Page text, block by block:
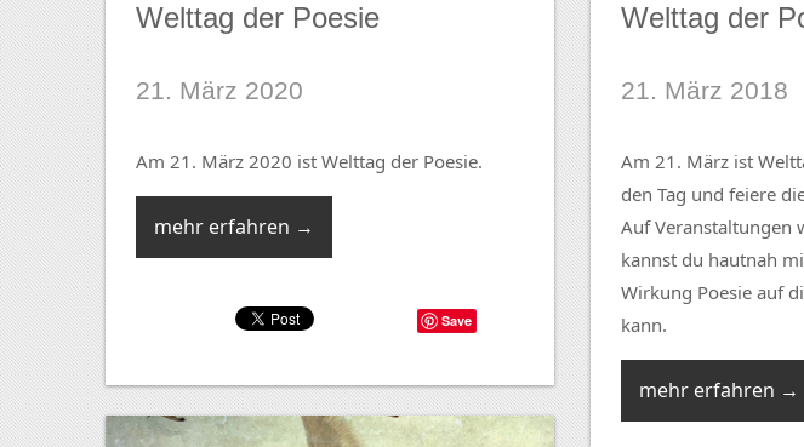
Welttag der Poesie
21. März 2020
Am 21. März 2020 ist Welttag der Poesie.
mehr erfahren →
Save
Welttag der
21. März 2018
Am 21. März ist
den Tag und feiere
Auf Veranstaltungen
kannst du hautnah
Wirkung Poesie auf
kann.
mehr erfahren →